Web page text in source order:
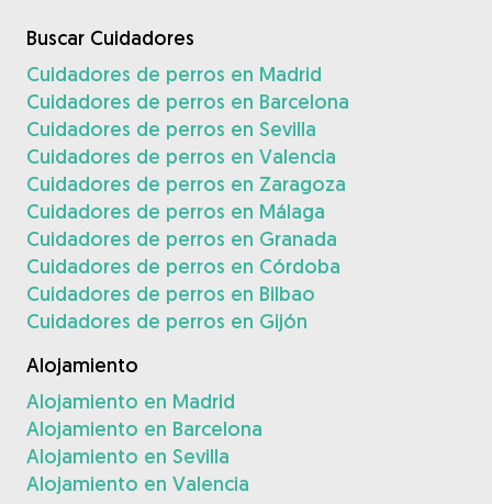
Buscar Cuidadores
Cuidadores de perros en Madrid
Cuidadores de perros en Barcelona
Cuidadores de perros en Sevilla
Cuidadores de perros en Valencia
Cuidadores de perros en Zaragoza
Cuidadores de perros en Málaga
Cuidadores de perros en Granada
Cuidadores de perros en Córdoba
Cuidadores de perros en Bilbao
Cuidadores de perros en Gijón
Alojamiento
Alojamiento en Madrid
Alojamiento en Barcelona
Alojamiento en Sevilla
Alojamiento en Valencia